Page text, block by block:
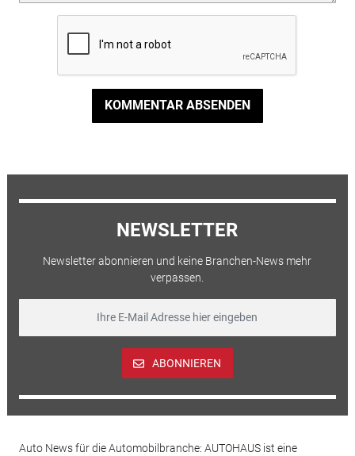
KOMMENTAR ABSENDEN
NEWSLETTER
Newsletter abonnieren und keine Branchen-News mehr
verpassen.
ABONNIEREN
Auto News für die Automobilbranche: AUTOHAUS ist eine